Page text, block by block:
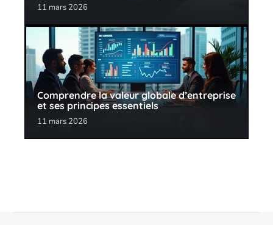
11 mars 2026
Comprendre la valeur globale d’entreprise
et ses principes essentiels
11 mars 2026